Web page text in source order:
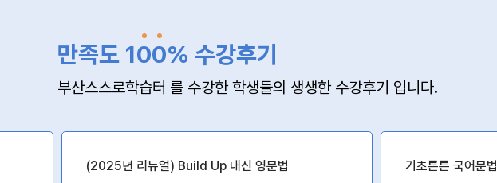
만족도 100% 수강후기
부산스스로학습터 를 수강한 학생들의 생생한 수강후기 입니다.
(2025년 리뉴얼) Build Up 내신 영문법 기초튼튼 국어문법